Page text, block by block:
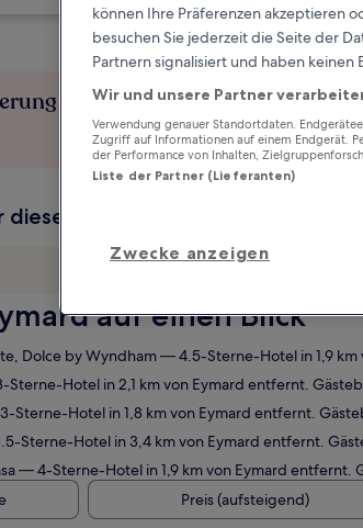
bei
Verdiene
Daten
Morgen
auf einen Blick
Dolce by Wyndham— 4.5-Sterne-Hotel in 1,9
Hotel in 2,1 km von Eymard entfernt.
Sterne-Hotel in 1,8 km von Eymard entfernt.
Sterne-Hotel in 3,4 km von Eymard entfernt.
— 4-Sterne-Hotel in 1,9 km von Eymard
Preis (aufsteigend)
können Ihre Präferenzen akzeptieren
besuchen Sie jederzeit die Seite der
Partnern signalisiert und haben keinen
Wir und unsere Partner
Verwendung genauer Standortdaten.
Zugriff auf Informationen auf einem Endgerät.
der Performance von Inhalten,
Liste der Partner (Lieferanten)
Zwecke anzeigen